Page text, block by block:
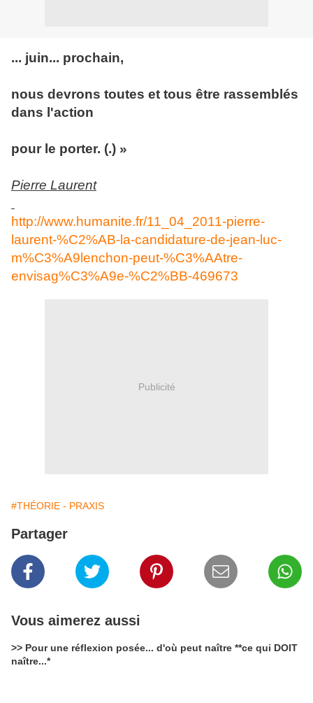
... juin... prochain,
nous devrons toutes et tous être rassemblés
dans l'action
pour le porter. (.) »
Pierre Laurent
http://www.humanite.fr/11_04_2011-pierre-
laurent-%C2%AB-la-candidature-de-jean-luc-
m%C3%A9lenchon-peut-%C3%AAtre-
envisag%C3%A9e-%C2%BB-469673
Publicité
#THÉORIE - PRAXIS
Partager
Vous aimerez aussi
>> Pour une réflexion posée... d'où peut naître **ce qui DOIT
naître...*